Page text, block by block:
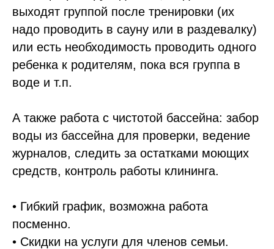
выходят группой после тренировки (их
надо проводить в сауну или в раздевалку)
или есть необходимость проводить одного
ребенка к родителям, пока вся группа в
воде и т.п.
А также работа с чистотой бассейна: забор
воды из бассейна для проверки, ведение
журналов, следить за остатками моющих
средств, контроль работы клининга.
• Гибкий график, возможна работа
посменно.
• Скидки на услуги для членов семьи.